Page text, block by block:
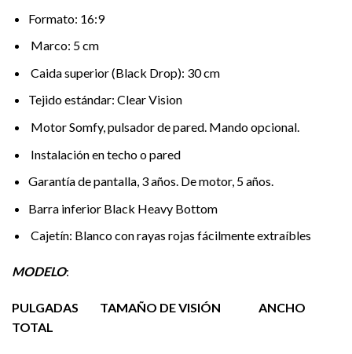
Formato: 16:9
Marco: 5 cm
Caida superior (Black Drop): 30 cm
Tejido estándar: Clear Vision
Motor Somfy, pulsador de pared. Mando opcional.
Instalación en techo o pared
Garantía de pantalla, 3 años. De motor, 5 años.
Barra inferior Black Heavy Bottom
Cajetín: Blanco con rayas rojas fácilmente extraíbles
MODELO:
PULGADAS TAMAÑO DE VISIÓN ANCHO
TOTAL